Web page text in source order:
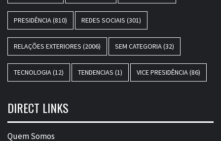
PRESIDÊNCIA(810) REDES SOCIAIS (301)
RELAÇÕES EXTERIORES (2006) SEM CATEGORIA(32)
TECNOLOGIA(12) TENDENCIAS (1) VICE PRESIDÊNCIA(86)
DIRECT LINKS
Quem Somos